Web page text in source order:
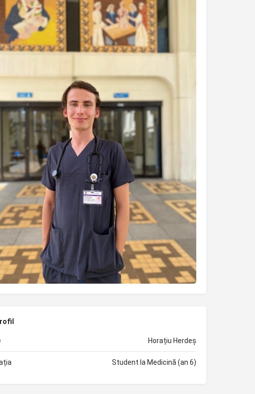
Horațiu Herdeș
Student la Medicină (an 6)